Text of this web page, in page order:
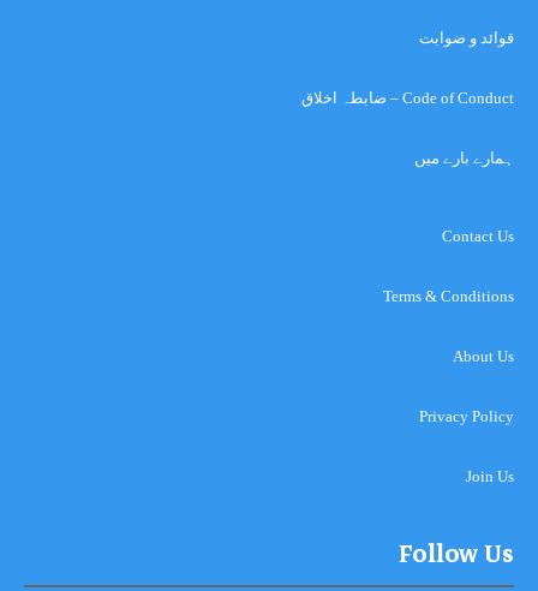
قوائد و ضوابت
Code of Conduct – ضابطہ اخلاق
ہمارے بارے میں
Contact Us
Terms & Conditions
About Us
Privacy Policy
Join Us
Follow Us